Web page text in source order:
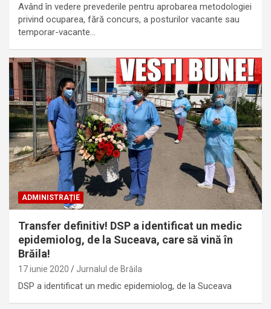
Având în vedere prevederile pentru aprobarea metodologiei
privind ocuparea, fără concurs, a posturilor vacante sau
temporar-vacante…
ADMINISTRAȚIE
Transfer definitiv! DSP a identificat un medic
epidemiolog, de la Suceava, care să vină în
Brăila!
17 iunie 2020 Jurnalul de Brăila
DSP a identificat un medic epidemiolog, de la Suceava